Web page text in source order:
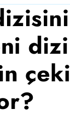
dizi